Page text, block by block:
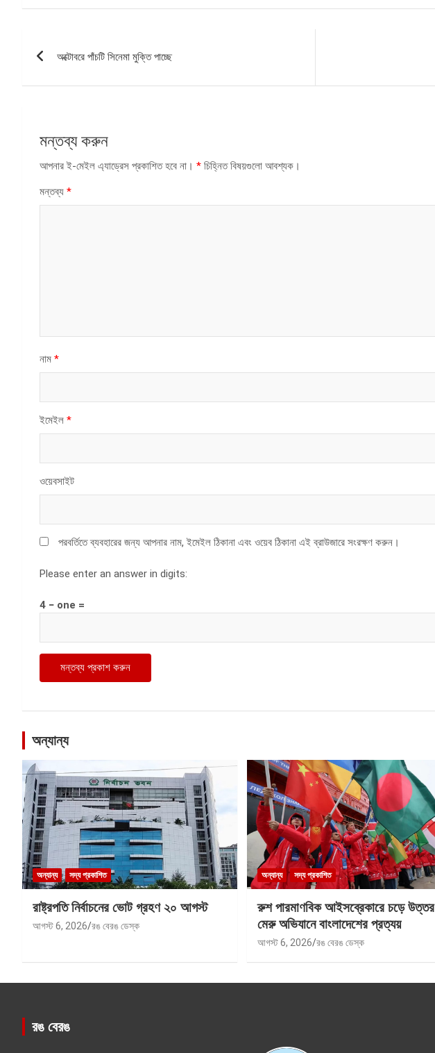
অক্টোবরে পাঁচটি সিনেমা মুক্তি পাচ্ছে
মন্তব্য করুন
আপনার ই-মেইল এ্যাড্রেস প্রকাশিত হবে না। * চিহ্নিত বিষয়গুলো আবশ্যক।
মন্তব্য *
নাম *
ইমেইল *
ওয়েবসাইট
পরবর্তিতে ব্যবহারের জন্য আপনার নাম, ইমেইল ঠিকানা এবং ওয়েব ঠিকানা এই ব্রাউজারে সংরক্ষণ করুন।
Please enter an answer in digits:
4 − one =
অন্যান্য
অন্যান্য সদ্য প্রকাশিত
রাষ্ট্রপতি নির্বাচনের ভোট গ্রহণ ২০ আগস্ট
আগস্ট 6, 2026 রঙ বেরঙ ডেস্ক
অন্যান্য সদ্য প্রকাশিত
রুশ পারমাণবিক আইসব্রেকারে চড়ে উত্তর
মেরু অভিযানে বাংলাদেশের প্রত্যয়
আগস্ট 6, 2026 রঙ বেরঙ ডেস্ক
রঙ বেরঙ